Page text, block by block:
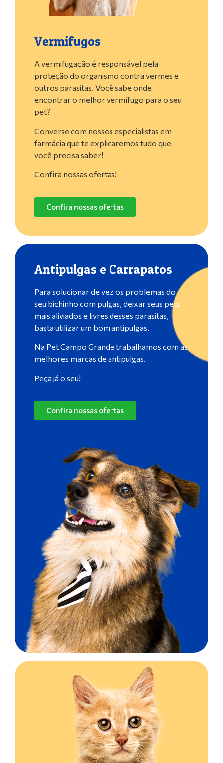
Vermífugos
A vermifugação é responsável pela
proteção do organismo contra vermes e
outros parasitas. Você sabe onde
encontrar o melhor vermífugo para o seu
pet?
Converse com nossos especialistas em
farmácia que te explicaremos tudo que
você precisa saber!
Confira nossas ofertas!
Confira nossas ofertas
Antipulgas e Carrapatos
Para solucionar de vez os problemas do
seu bichinho com pulgas, deixar seus pets
mais aliviados e livres desses parasitas,
basta utilizar um bom antipulgas.
Na Pet Campo Grande trabalhamos com as
melhores marcas de antipulgas.
Peça já o seu!
Confira nossas ofertas